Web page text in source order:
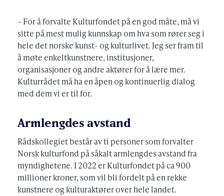
– For å forvalte Kulturfondet på en god måte, må vi
sitte på mest mulig kunnskap om hva som rører seg i
hele det norske kunst- og kulturlivet. Jeg ser fram til
å møte enkeltkunstnere, institusjoner,
organisasjoner og andre aktører for å lære mer.
Kulturrådet må ha en åpen og kontinuerlig dialog
med dem vi er til for.
Armlengdes avstand
Rådskollegiet består av ti personer som forvalter
Norsk kulturfond på såkalt armlengdes avstand fra
myndighetene. I 2022 er Kulturfondet på ca 900
millioner kroner, som vil bli fordelt på en rekke
kunstnere og kulturaktører over hele landet.